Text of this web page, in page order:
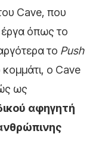
Cave, που
έργα όπως το
το Push
ο Cave
ως
αφηγητή